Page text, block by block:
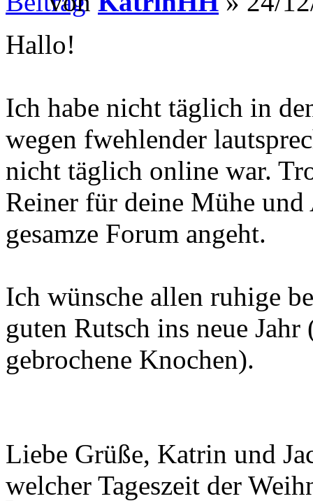
Hallo!
Ich habe nicht täglich in
wegen fwehlender
nicht täglich online war.
Reiner für deine Mühe und
gesamze Forum angeht.
Ich wünsche allen ruhige
guten Rutsch ins neue
gebrochene Knochen).
Liebe Grüße, Katrin und
welcher Tageszeit der